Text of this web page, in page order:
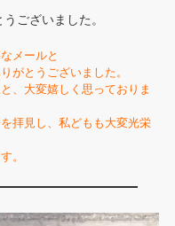
ございました。
メールと
がとうございました。
、大変嬉しく思っておりま
拝見し、私どもも大変光栄
。